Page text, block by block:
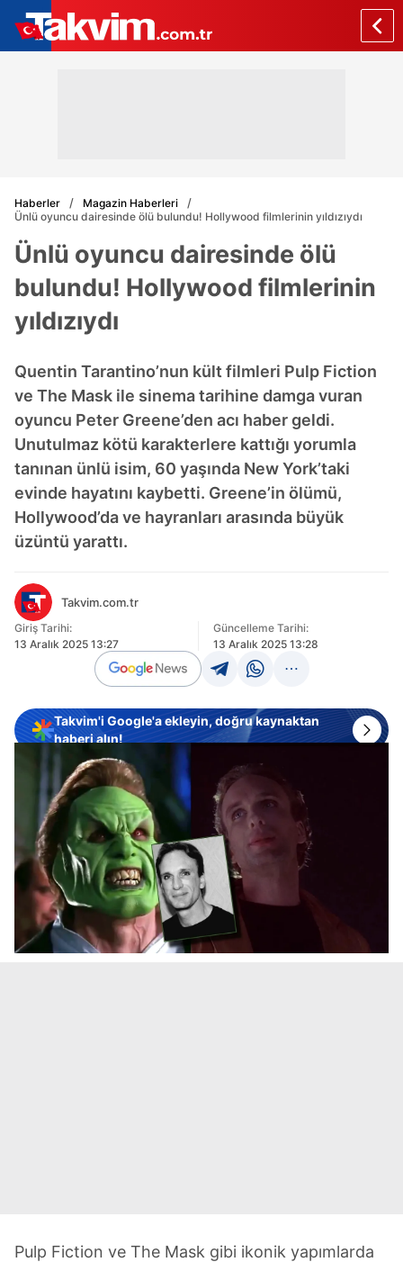
Haberler
Magazin Haberleri
Ünlü oyuncu dairesinde ölü bulundu! Hollywood filmlerinin yıldızıydı
Ünlü oyuncu dairesinde ölü
bulundu! Hollywood filmlerinin
yıldızıydı
Quentin Tarantino’nun kült filmleri Pulp Fiction
ve The Mask ile sinema tarihine damga vuran
oyuncu Peter Greene’den acı haber geldi.
Unutulmaz kötü karakterlere kattığı yorumla
tanınan ünlü isim, 60 yaşında New York’taki
evinde hayatını kaybetti. Greene’in ölümü,
Hollywood’da ve hayranları arasında büyük
üzüntü yarattı.
Takvim.com.tr
Giriş Tarihi:
13 Aralık 2025 13:27
Güncelleme Tarihi:
13 Aralık 2025 13:28
Takvim'i Google'a ekleyin, doğru kaynaktan
haberi alın!
Pulp Fiction ve The Mask gibi ikonik yapımlarda